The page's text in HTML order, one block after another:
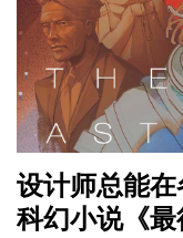
设计师总能在
科幻小说《